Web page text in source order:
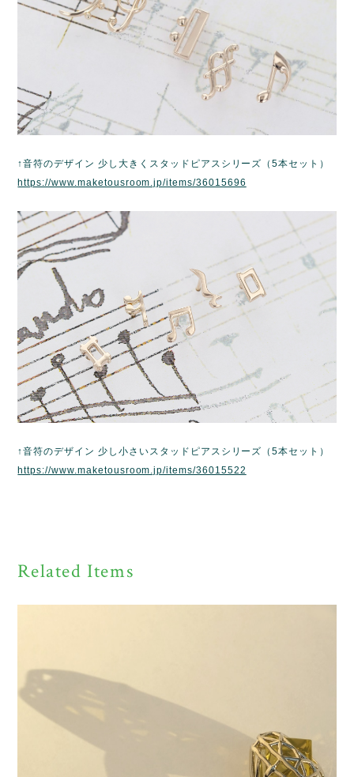
↑音符のデザイン 少し大きくスタッドピアスシリーズ（5本セット）
https://www.maketousroom.jp/items/36015696
↑音符のデザイン 少し小さいスタッドピアスシリーズ（5本セット）
https://www.maketousroom.jp/items/36015522
Related Items